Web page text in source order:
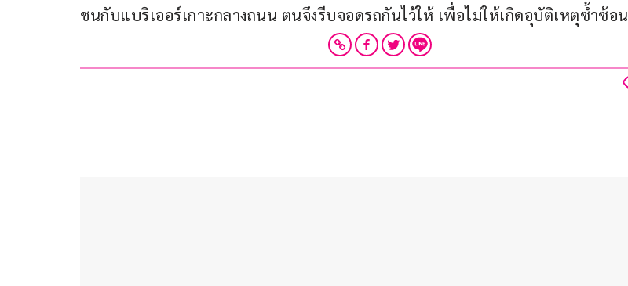
ชนกับแบริเออร์เกาะกลางถนน ตนจึงรีบจอดรถกันไว้ให้ เพื่อไม่ให้เกิดอุบัติเหตุซ้ำซ้อน